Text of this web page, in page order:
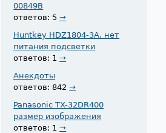
00849B
ответов: 5→
Huntkey HDZ1804-3A. нет
питания подсветки
ответов: 1→
Анекдоты
ответов: 842→
Panasonic TX-32DR400
размер изображения
ответов: 1→